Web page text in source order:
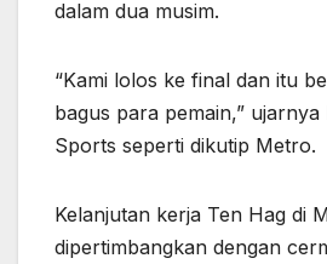
dalam dua musim.
“Kami lolos ke final dan itu
bagus para pemain,”
Sports seperti dikutip Metro.
Kelanjutan kerja Ten Hag di
dipertimbangkan dengan